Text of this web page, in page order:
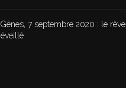
Gênes, 7 septembre 2020 : le rêve
éveillé